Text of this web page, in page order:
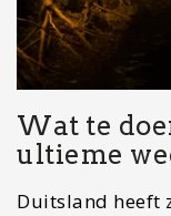
Wat te
ultieme
Duitsland heeft